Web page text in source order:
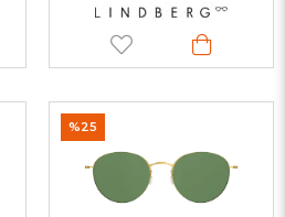
%25